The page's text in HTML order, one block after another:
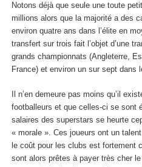
Notons déjà que seule une toute
millions alors que la majorité a des
environ quatre ans dans l’élite en
transfert sur trois fait l’objet d’une
grands championnats (Angleterre,
France) et environ un sur sept dans
Il n’en demeure pas moins qu’il
footballeurs et que celles-ci se sont
salaires des superstars se heurte
« morale ». Ces joueurs ont un
le coût pour les clubs est fortement
sont alors prêtes à payer très cher